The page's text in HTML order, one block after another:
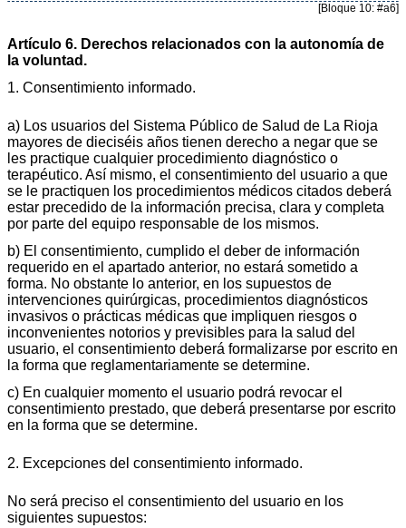
[Bloque 10: #a6]
Artículo 6. Derechos relacionados con la autonomía de
la voluntad.
1. Consentimiento informado.
a) Los usuarios del Sistema Público de Salud de La Rioja
mayores de dieciséis años tienen derecho a negar que se
les practique cualquier procedimiento diagnóstico o
terapéutico. Así mismo, el consentimiento del usuario a que
se le practiquen los procedimientos médicos citados deberá
estar precedido de la información precisa, clara y completa
por parte del equipo responsable de los mismos.
b) El consentimiento, cumplido el deber de información
requerido en el apartado anterior, no estará sometido a
forma. No obstante lo anterior, en los supuestos de
intervenciones quirúrgicas, procedimientos diagnósticos
invasivos o prácticas médicas que impliquen riesgos o
inconvenientes notorios y previsibles para la salud del
usuario, el consentimiento deberá formalizarse por escrito en
la forma que reglamentariamente se determine.
c) En cualquier momento el usuario podrá revocar el
consentimiento prestado, que deberá presentarse por escrito
en la forma que se determine.
2. Excepciones del consentimiento informado.
No será preciso el consentimiento del usuario en los
siguientes supuestos: